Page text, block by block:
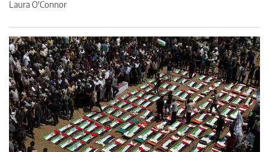
Laura O'Connor